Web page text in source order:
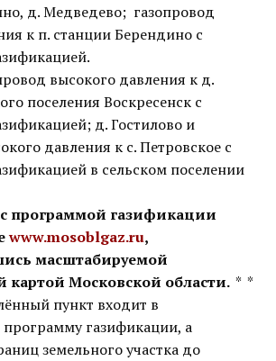
д. Медведево; газопровод
к п. станции Берендино с
высокого давления к д.
поселения Воскресенск с
д. Гостилово и
давления к с. Петровское с
в сельском поселении
программой газификации
www.mosoblgaz.ru,
масштабируемой
картой Московской области. * *
пункт входит в
программу газификации, а
земельного участка до